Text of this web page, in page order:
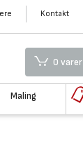
Kontakt
0 varer
Maling